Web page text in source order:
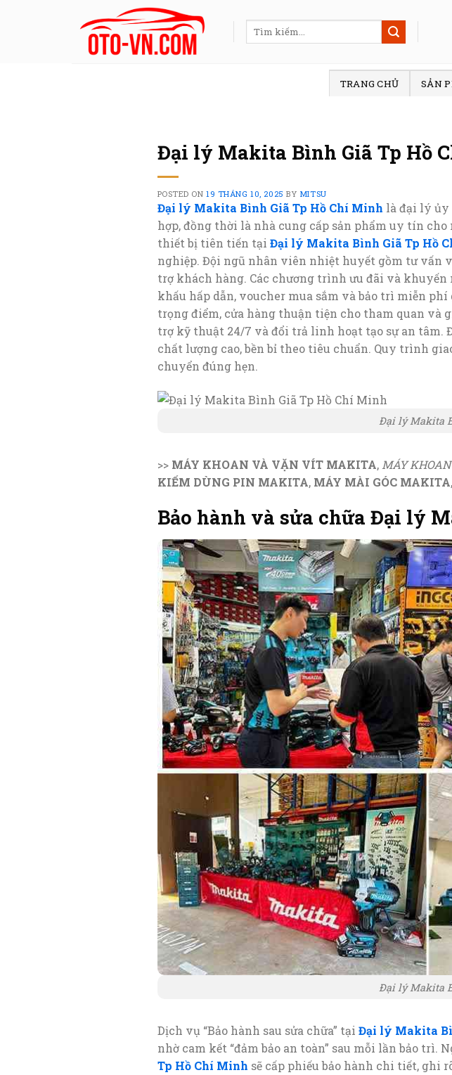
Tìm
kiếm:
TRANG CHỦ SẢN
Đại lý Makita Bình Giã Tp Hồ
POSTED ON19 THÁNG 10, 2025 BY MITSU
Đại lý Makita Bình Giã Tp Hồ Chí Minh là đại lý ủy
hợp, đồng thời là nhà cung cấp sản phẩm uy tín
thiết bị tiên tiến tại Đại lý Makita Bình Giã Tp Hồ
nghiệp. Đội ngũ nhân viên nhiệt huyết gồm tư vấn
trợ khách hàng. Các chương trình ưu đãi và khuyến
khấu hấp dẫn, voucher mua sắm và bảo trì miễn
trọng điểm, cửa hàng thuận tiện cho tham quan và
trợ kỹ thuật 24/7 và đổi trả linh hoạt tạo sự an tâm.
chất lượng cao, bền bỉ theo tiêu chuẩn. Quy trình
chuyển đúng hẹn.
Đại lý Makita
>> MÁY KHOAN VÀ VẶN VÍT MAKITA, MÁY
KIẾM DÙNG PIN MAKITA, MÁY MÀI GÓC MAKITA,
Bảo hành và sửa chữa Đại lý
Đại lý Makita
Dịch vụ “Bảo hành sau sửa chữa” tại Đại lý Makita
nhờ cam kết “đảm bảo an toàn” sau mỗi lần bảo trì.
Tp Hồ Chí Minh sẽ cấp phiếu bảo hành chi tiết, ghi